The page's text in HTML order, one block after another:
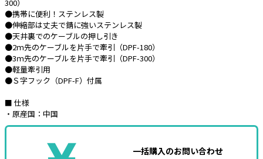
感染症関連
その他
e431オリジナル
暑さ対策
300）
●携帯に便利！ステンレス製
●伸縮部は丈夫で錆に強いステンレス製
●天井裏でのケーブルの押し引き
●2ｍ先のケーブルを片手で牽引（DPF-180）
●3ｍ先のケーブルを片手で牽引（DPF-300）
●軽量牽引用
●Ｓ字フック（DPF-F）付属
■ 仕様
・原産国：中国
一括購入のお問い合わせ